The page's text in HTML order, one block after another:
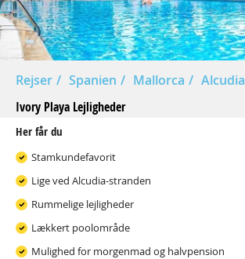
Rejser Spanien Mallorca
Alcudia
Ivory Playa Lejligheder
Her får du
Stamkundefavorit
Lige ved Alcudia-stranden
Rummelige lejligheder
Lækkert poolområde
Mulighed for morgenmad og halvpension